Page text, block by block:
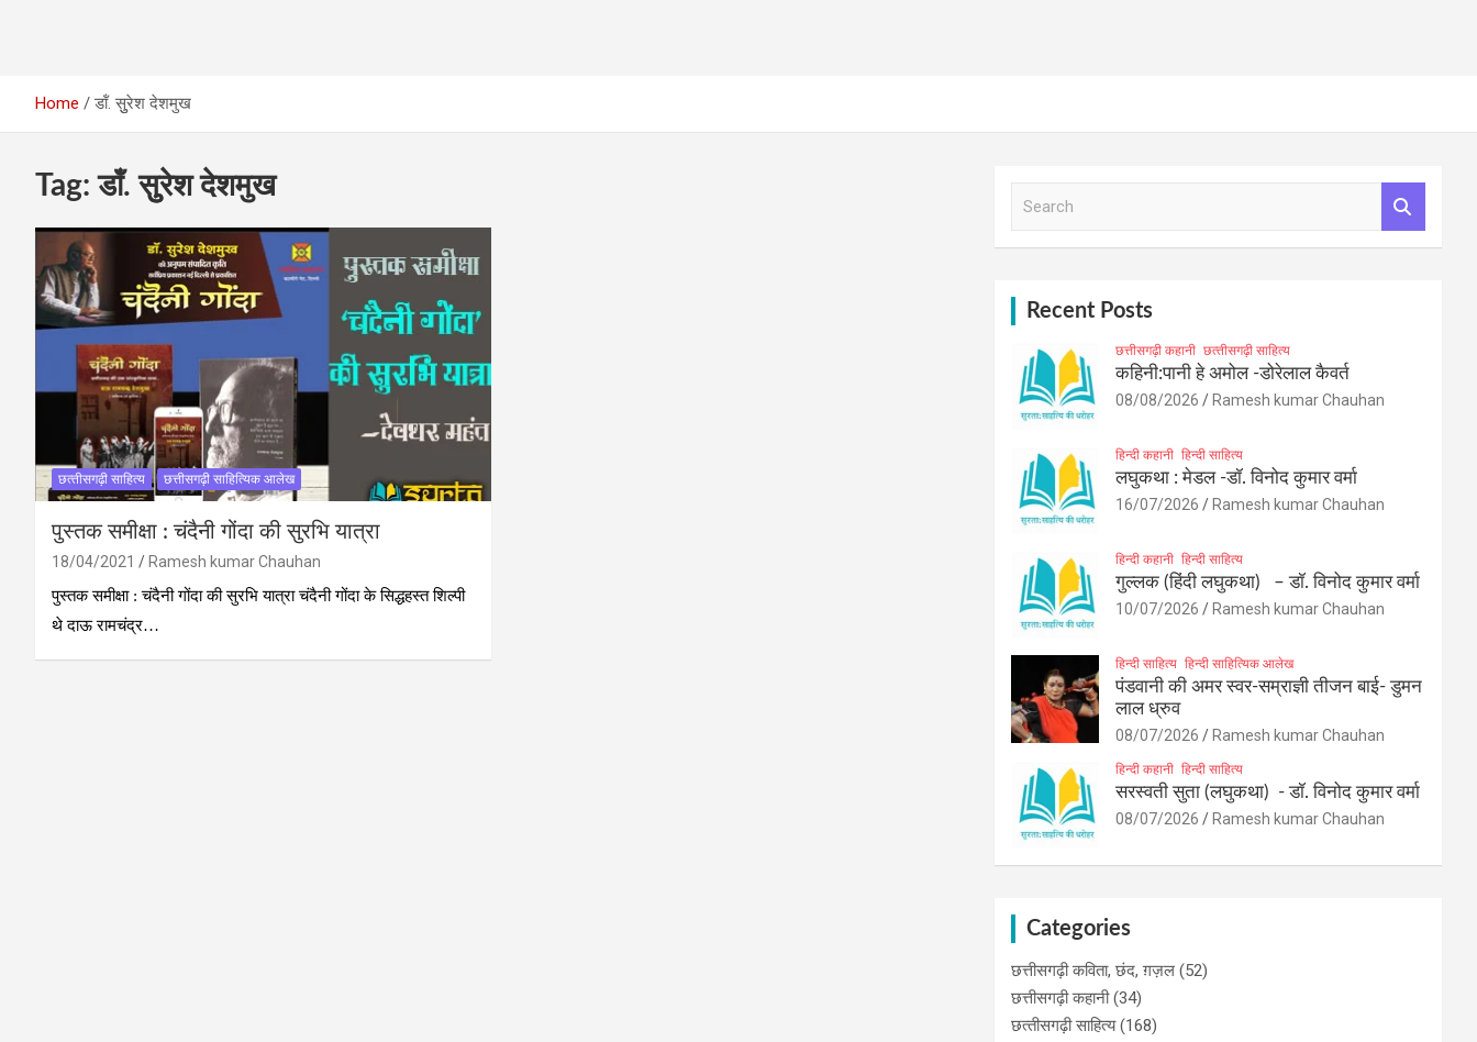
Home डॉं. सुुरेश देशमुख
Tag:डॉं. सुुरेश देशमुख
छत्‍तीसगढ़ी साहित्‍य छत्तीसगढ़ी साहित्यिक आलेख
पुस्‍तक समीक्षा : चंदैनी गोंदा की सुरभि यात्रा
18/04/2021
Ramesh kumar Chauhan
पुस्‍तक समीक्षा : चंदैनी गोंदा की सुरभि यात्रा चंदैनी गोंदा के सिद्धहस्त शिल्पी
थे दाऊ रामचंद्र…
Recent Posts
छत्तीसगढ़ी कहानी छत्‍तीसगढ़ी साहित्‍य
कहिनी:पानी हे अमोल -डोरेलाल कैवर्त
08/08/2026 Ramesh kumar Chauhan
हिन्दी कहानी हिन्दी साहित्य
लघुकथा : मेडल -डॉ. विनोद कुमार वर्मा
16/07/2026 Ramesh kumar Chauhan
हिन्दी कहानी हिन्दी साहित्य
गुल्लक (हिंदी लघुकथा) – डॉ. विनोद कुमार वर्मा
10/07/2026 Ramesh kumar Chauhan
हिन्दी साहित्य हिन्दी साहित्यिक आलेख
पंडवानी की अमर स्वर-सम्राज्ञी तीजन बाई- डुमन
लाल ध्रुव
08/07/2026 Ramesh kumar Chauhan
हिन्दी कहानी हिन्दी साहित्य
सरस्वती सुता (लघुकथा) ​- डॉ. विनोद कुमार वर्मा
08/07/2026 Ramesh kumar Chauhan
Categories
छत्तीसगढ़ी कविता, छंद, ग़ज़ल (52)
छत्तीसगढ़ी कहानी(34)
छत्‍तीसगढ़ी साहित्‍य(168)